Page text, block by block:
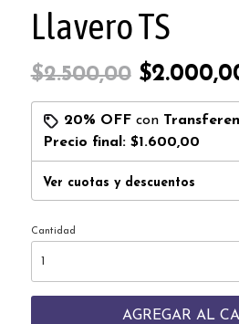
Llavero TS
$2.500,00
20% OFFcon
Precio final: $1.600,00
Ver cuotas y descuentos
Cantidad
AGREGAR AL